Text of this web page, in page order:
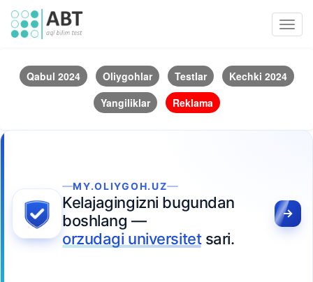
Qabul 2024 Oliygohlar Testlar
Kechki 2024
Yangiliklar
Reklama
MY.OLIYGOH.UZ
Kelajagingizni bugundan
boshlang —
orzudagi universitetsari.